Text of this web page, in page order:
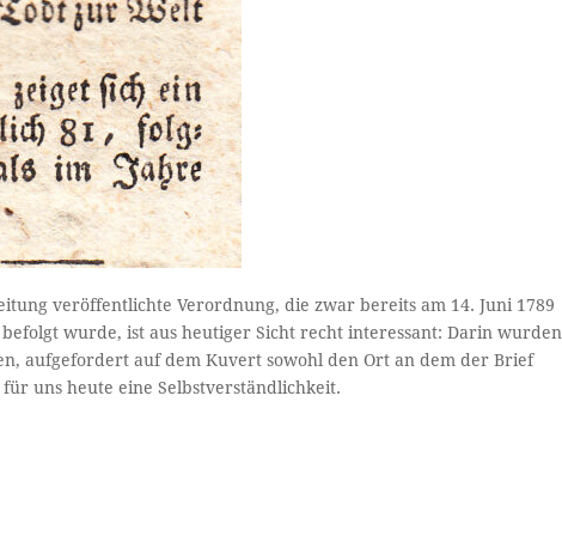
veröffentlichte Verordnung, die zwar bereits am 14. Juni 1789
wurde, ist aus heutiger Sicht recht interessant: Darin wurden
aufgefordert auf dem Kuvert sowohl den Ort an dem der Brief
uns heute eine Selbstverständlichkeit.